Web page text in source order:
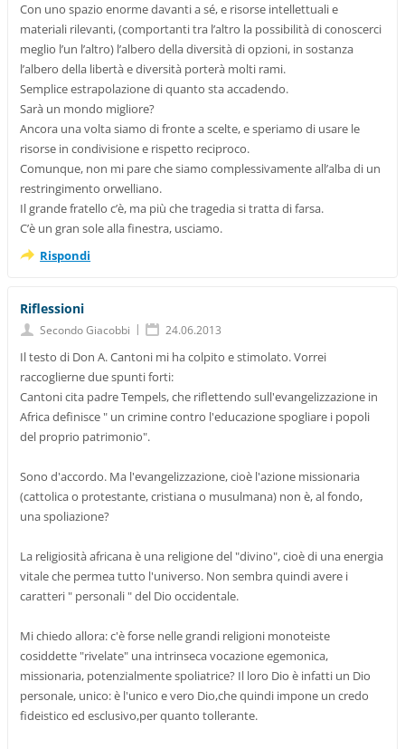
Con uno spazio enorme davanti a sé, e risorse intellettuali e
materiali rilevanti, (comportanti tra l’altro la possibilità di conoscerci
meglio l’un l’altro) l’albero della diversità di opzioni, in sostanza
l’albero della libertà e diversità porterà molti rami.
Semplice estrapolazione di quanto sta accadendo.
Sarà un mondo migliore?
Ancora una volta siamo di fronte a scelte, e speriamo di usare le
risorse in condivisione e rispetto reciproco.
Comunque, non mi pare che siamo complessivamente all’alba di un
restringimento orwelliano.
Il grande fratello c’è, ma più che tragedia si tratta di farsa.
C’è un gran sole alla finestra, usciamo.
Rispondi
Riflessioni
Secondo Giacobbi | 24.06.2013
Il testo di Don A. Cantoni mi ha colpito e stimolato. Vorrei
raccoglierne due spunti forti:
Cantoni cita padre Tempels, che riflettendo sull'evangelizzazione in
Africa definisce " un crimine contro l'educazione spogliare i popoli
del proprio patrimonio".
Sono d'accordo. Ma l'evangelizzazione, cioè l'azione missionaria
(cattolica o protestante, cristiana o musulmana) non è, al fondo,
una spoliazione?
La religiosità africana è una religione del "divino", cioè di una energia
vitale che permea tutto l'universo. Non sembra quindi avere i
caratteri " personali " del Dio occidentale.
Mi chiedo allora: c'è forse nelle grandi religioni monoteiste
cosiddette "rivelate" una intrinseca vocazione egemonica,
missionaria, potenzialmente spoliatrice? Il loro Dio è infatti un Dio
personale, unico: è l'unico e vero Dio,che quindi impone un credo
fideistico ed esclusivo,per quanto tollerante.